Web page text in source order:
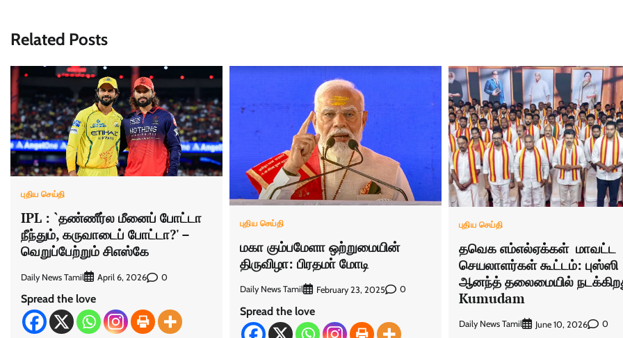
Related Posts
புதிய செய்தி
IPL : `தண்ணீர்ல மீனைப் போட்டா
நீந்தும், கருவாடைப் போட்டா?' –
வெறுப்பேற்றும் சிஎஸ்கே
Daily News Tamil April 6, 2026 0
Spread the love
புதிய செய்தி
மகா கும்பமேளா ஒற்றுமையின்
திருவிழா: பிரதமா் மோடி
Daily News Tamil February 23, 2025 0
Spread the love
புதிய செய்தி
தவெக எம்எல்ஏக்கள் மாவட்ட
செயலாளர்கள் கூட்டம்: புஸ்ஸி
ஆனந்த் தலைமையில்
Kumudam
Daily News Tamil June 10, 2026 0